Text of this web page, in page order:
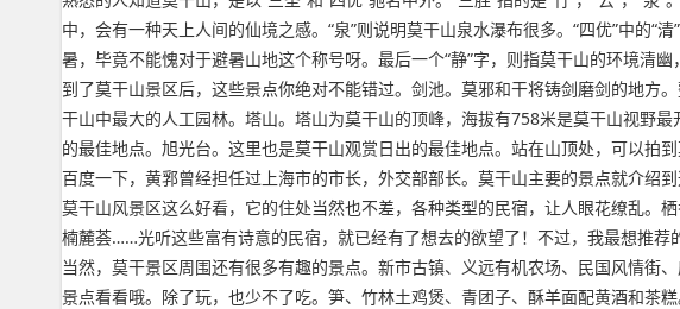
中，会有一种天上人间的仙境之感。“泉”则说明莫干山泉水瀑布很多。“四优”中的“
暑，毕竟不能愧对于避暑山地这个称号呀。最后一个“静”字，则指莫干山的环境清
到了莫干山景区后，这些景点你绝对不能错过。剑池。莫邪和干将铸剑磨剑的地方
干山中最大的人工园林。塔山。塔山为莫干山的顶峰，海拔有758米是莫干山视野
的最佳地点。旭光台。这里也是莫干山观赏日出的最佳地点。站在山顶处，可以
百度一下，黄郛曾经担任过上海市的市长，外交部部长。莫干山主要的景点就介绍
莫干山风景区这么好看，它的住处当然也不差，各种类型的民宿，让人眼花缭乱。
楠麓荟……光听这些富有诗意的民宿，就已经有了想去的欲望了！不过，我最想推荐
当然，莫干景区周围还有很多有趣的景点。新市古镇、义远有机农场、民国风情
景点看看哦。除了玩，也少不了吃。笋、竹林土鸡煲、青团子、酥羊面配黄酒和茶